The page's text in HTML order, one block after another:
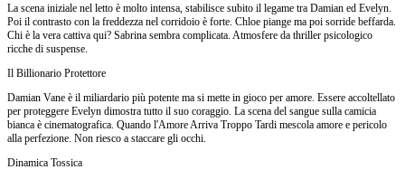
La scena iniziale nel letto è molto intensa, stabilisce subito il legame tra Damian ed Evelyn.
Poi il contrasto con la freddezza nel corridoio è forte. Chloe piange ma poi sorride beffarda.
Chi è la vera cattiva qui? Sabrina sembra complicata. Atmosfere da thriller psicologico
ricche di suspense.
Il Billionario Protettore
Damian Vane è il miliardario più potente ma si mette in gioco per amore. Essere accoltellato
per proteggere Evelyn dimostra tutto il suo coraggio. La scena del sangue sulla camicia
bianca è cinematografica. Quando l'Amore Arriva Troppo Tardi mescola amore e pericolo
alla perfezione. Non riesco a staccare gli occhi.
Dinamica Tossica